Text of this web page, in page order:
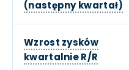
(następny kwartał)
Wzrost zysków
kwartalnie R/R